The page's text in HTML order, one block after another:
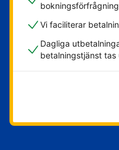
Vi faciliterar
Dagliga
betalningstjänst tas
Kom